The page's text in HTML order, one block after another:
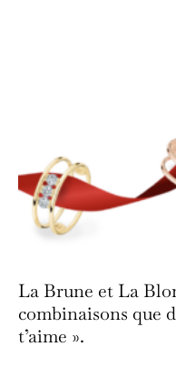
La Brune et La
combinaisons que
t’aime ».